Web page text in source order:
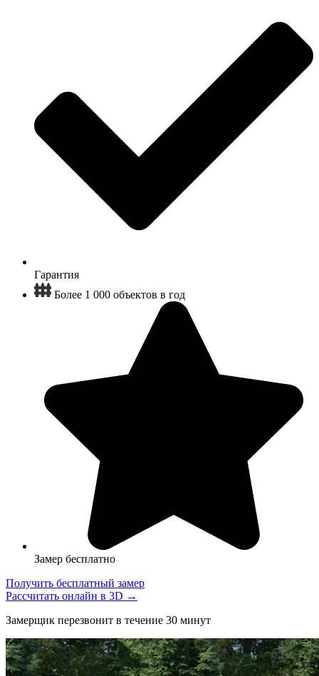
Гарантия
Более 1 000 объектов в год
Замер бесплатно
Получить бесплатный замер
Рассчитать онлайн в 3D →
Замерщик перезвонит в течение 30 минут